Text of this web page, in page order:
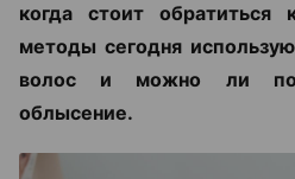
когда стоит обратиться
методы сегодня
волос и можно ли
облысение.